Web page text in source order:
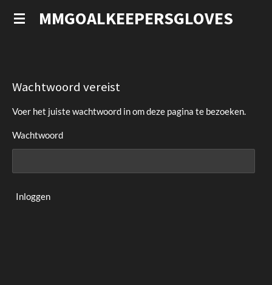
Ga
direct
MMGOALKEEPERSGLOVES
Wachtwoord vereist
Voer het juiste wachtwoord in om deze pagina te bezoeken.
Wachtwoord
Inloggen